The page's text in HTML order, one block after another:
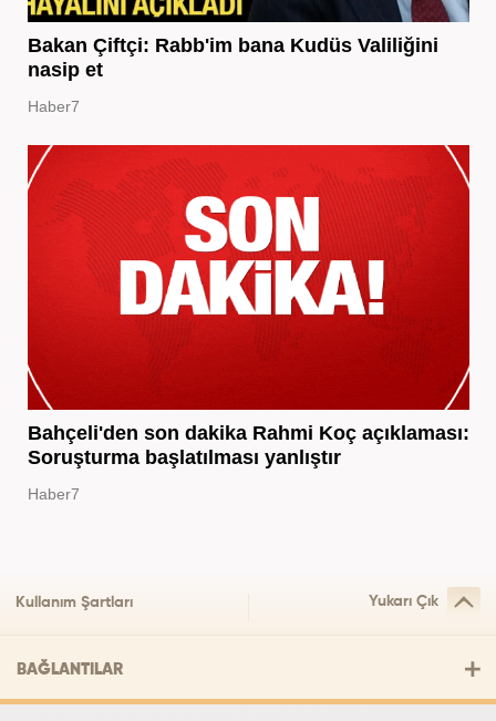
Bakan Çiftçi: Rabb'im bana Kudüs Valiliğini
nasip et
Haber7
Bahçeli'den son dakika Rahmi Koç açıklaması:
Soruşturma başlatılması yanlıştır
Haber7
Kullanım Şartları Yukarı Çık
BAĞLANTILAR